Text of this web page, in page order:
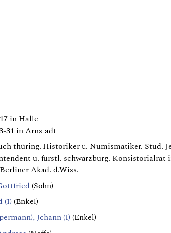
in Halle
31 in Arnstadt
thüring. Historiker u. Numismatiker. Stud.
u. fürstl. schwarzburg.
Akad. d.Wiss.
(Sohn)
(I) (Enkel)
Johann (I) (Enkel)